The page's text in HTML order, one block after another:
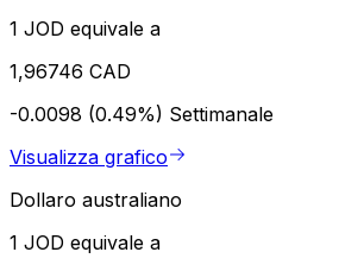
1 JOD equivale a
1,96746 CAD
-0.0098 (0.49%) Settimanale
Visualizza grafico
Dollaro australiano
1 JOD equivale a